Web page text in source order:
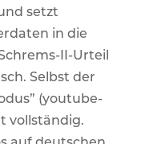
setzt
in die
II-Urteil
Selbst der
(youtube-
vollständig.